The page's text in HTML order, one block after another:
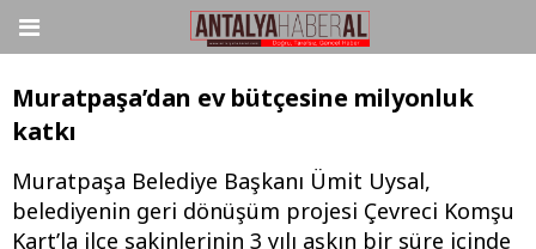
Muratpaşa’dan ev bütçesine milyonluk
katkı
Muratpaşa Belediye Başkanı Ümit Uysal,
belediyenin geri dönüşüm projesi Çevreci Komşu
Kart’la ilçe sakinlerinin 3 yılı aşkın bir süre içinde